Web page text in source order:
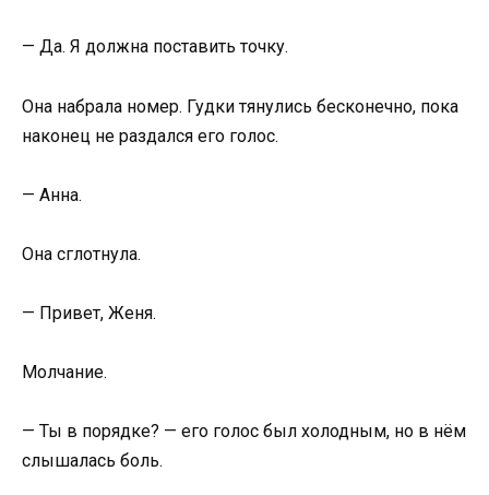
— Да. Я должна поставить точку.
Она набрала номер. Гудки тянулись бесконечно, пока
наконец не раздался его голос.
— Анна.
Она сглотнула.
— Привет, Женя.
Молчание.
— Ты в порядке? — его голос был холодным, но в нём
слышалась боль.